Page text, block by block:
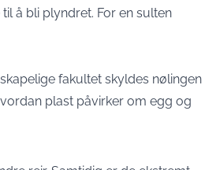
å bli plyndret. For en sulten
fakultet skyldes nølingen
plast påvirker om egg og